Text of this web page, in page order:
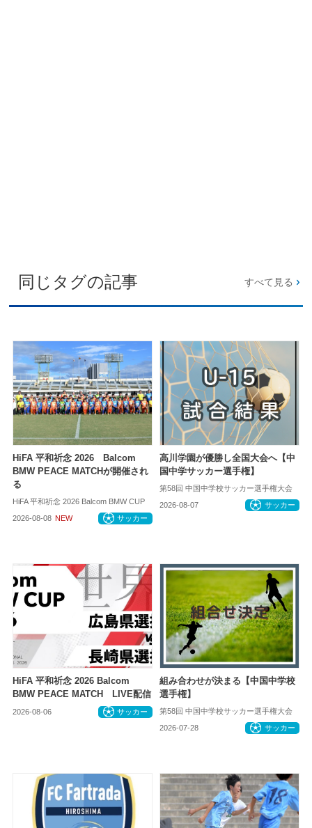
同じタグの記事 すべて見る
HiFA 平和祈念 2026 Balcom
BMW PEACE MATCHが開催され
る
HiFA 平和祈念 2026 Balcom BMW CUP
2026-08-08 NEW サッカー
高川学園が優勝し全国大会へ【中
国中学サッカー選手権】
第58回 中国中学校サッカー選手権大会
2026-08-07 サッカー
HiFA 平和祈念 2026 Balcom
BMW PEACE MATCH LIVE配信
2026-08-06 サッカー
組み合わせが決まる【中国中学校
選手権】
第58回 中国中学校サッカー選手権大会
2026-07-28 サッカー